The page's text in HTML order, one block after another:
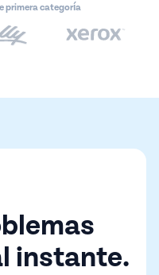
primera categoría
instante.